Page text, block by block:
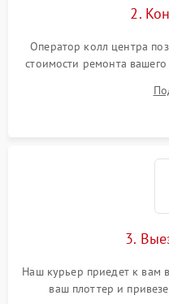
2.
Оператор колл центра
стоимости ремонта
3.
Наш курьер приедет к вам
ваш плоттер и